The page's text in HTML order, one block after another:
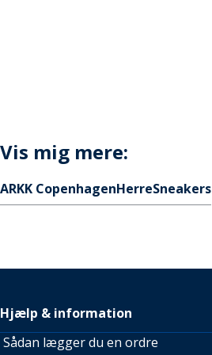
Vis mig mere:
ARKK CopenhagenHerreSneakers
Hjælp & information
Sådan lægger du en ordre